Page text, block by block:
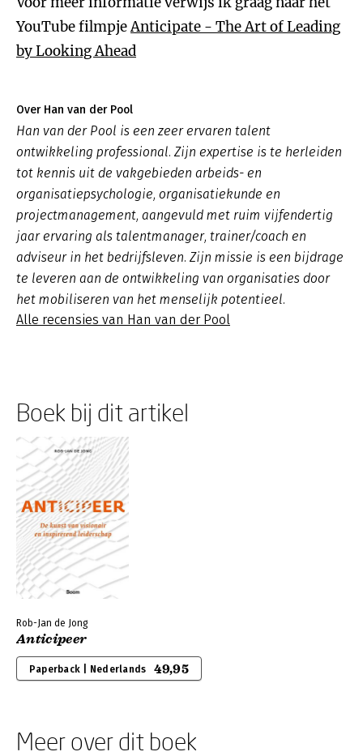
YouTube filmpjeAnticipate - The Art of Leading
by Looking Ahead
Over Han van der Pool
Han van der Pool is een zeer ervaren talent
ontwikkeling professional. Zijn expertise is te herleiden
tot kennis uit de vakgebieden arbeids- en
organisatiepsychologie, organisatiekunde en
projectmanagement, aangevuld met ruim vijfendertig
jaar ervaring als talentmanager, trainer/coach en
adviseur in het bedrijfsleven. Zijn missie is een bijdrage
te leveren aan de ontwikkeling van organisaties door
het mobiliseren van het menselijk potentieel.
Alle recensies van Han van der Pool
Boek bij dit artikel
Rob-Jan de Jong
Anticipeer
Paperback | Nederlands 49,95
Meer over dit boek